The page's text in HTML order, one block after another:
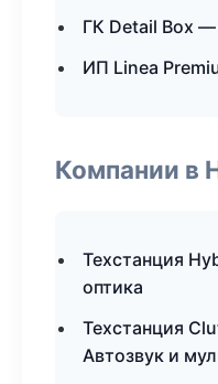
ГК Detail Box
ИП Linea
Компании в
Техстанция
оптика
Техстанция
Автозвук и